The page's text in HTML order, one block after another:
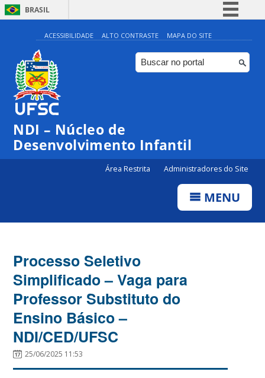
BRASIL
Simplifique!
Comunica BR
Participe
ACESSIBILIDADE ALTO CONTRASTE MAPA DO SITE
NDI – Núcleo de
Desenvolvimento Infantil
Área Restrita Administradores do Site
MENU
Processo Seletivo
Simplificado – Vaga para
Professor Substituto do
Ensino Básico –
NDI/CED/UFSC
25/06/2025 11:53